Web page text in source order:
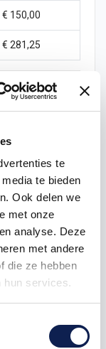
te
te bieden
Ook delen we
met onze
analyse. Deze
met andere
die ze hebben
hun services.
€ 150,00
€ 281,25